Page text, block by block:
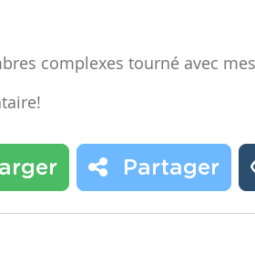
complexes tourné avec
Partager